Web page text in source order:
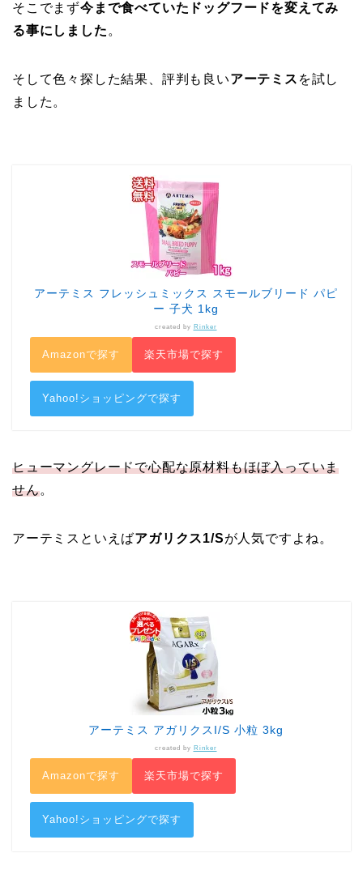
そこでまず今まで食べていたドッグフードを変えてみ
る事にしました 。
そして色々探した結果、評判も良いアーテミス を試し
ました。
アーテミス フレッシュミックス スモールブリード パピ
ー 子犬 1kg
created by Rinker
Amazonで探す 楽天市場で探す
Yahoo!ショッピングで探す
ヒューマングレードで心配な原材料もほぼ入っていま
せん。
アーテミスといえばアガリクス1/Sが人気ですよね。
アーテミス アガリクスI/S 小粒 3kg
created by Rinker
Amazonで探す 楽天市場で探す
Yahoo!ショッピングで探す